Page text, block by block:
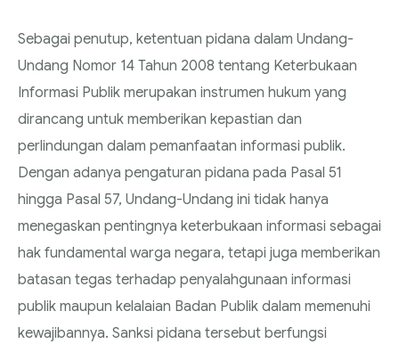
Sebagai penutup, ketentuan pidana dalam Undang-
Undang Nomor 14 Tahun 2008 tentang Keterbukaan
Informasi Publik merupakan instrumen hukum yang
dirancang untuk memberikan kepastian dan
perlindungan dalam pemanfaatan informasi publik.
Dengan adanya pengaturan pidana pada Pasal 51
hingga Pasal 57, Undang-Undang ini tidak hanya
menegaskan pentingnya keterbukaan informasi sebagai
hak fundamental warga negara, tetapi juga memberikan
batasan tegas terhadap penyalahgunaan informasi
publik maupun kelalaian Badan Publik dalam memenuhi
kewajibannya. Sanksi pidana tersebut berfungsi